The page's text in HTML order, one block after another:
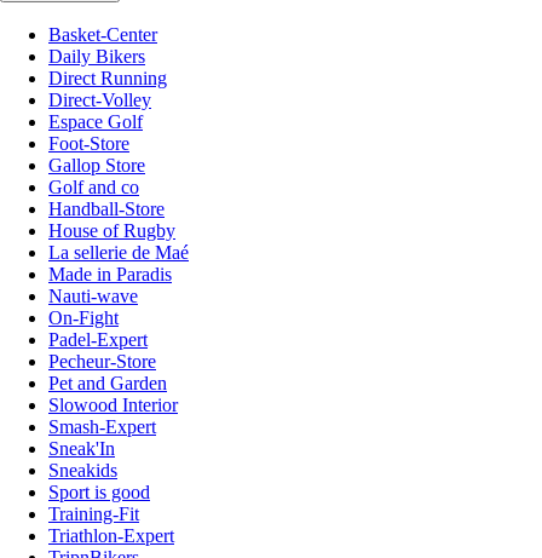
Basket-Center
Daily Bikers
Direct Running
Direct-Volley
Espace Golf
Foot-Store
Gallop Store
Golf and co
Handball-Store
House of Rugby
La sellerie de Maé
Made in Paradis
Nauti-wave
On-Fight
Padel-Expert
Pecheur-Store
Pet and Garden
Slowood Interior
Smash-Expert
Sneak'In
Sneakids
Sport is good
Training-Fit
Triathlon-Expert